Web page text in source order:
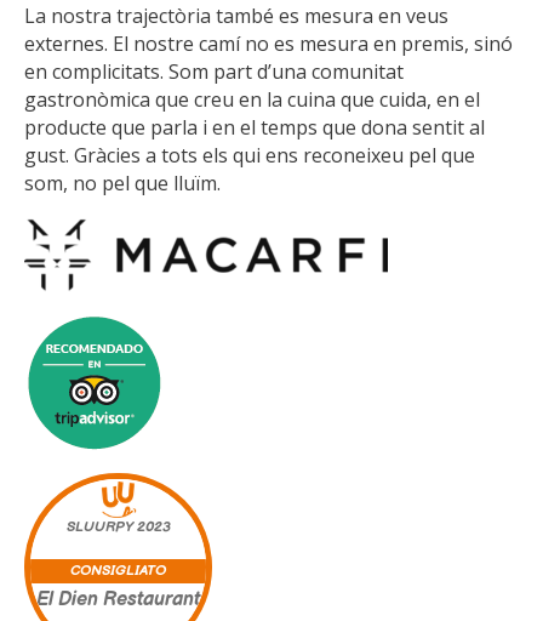
La nostra trajectòria també es mesura en veus
externes. El nostre camí no es mesura en premis, sinó
en complicitats. Som part d’una comunitat
gastronòmica que creu en la cuina que cuida, en el
producte que parla i en el temps que dona sentit al
gust. Gràcies a tots els qui ens reconeixeu pel que
som, no pel que lluïm.
SLUURPY2023
CONSIGLIATO
El Dien Restaurant